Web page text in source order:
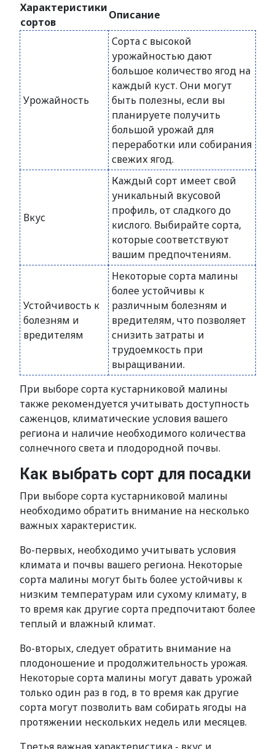
Характеристики
сортов
Описание
Урожайность
Сорта с высокой
урожайностью дают
большое количество ягод на
каждый куст. Они могут
быть полезны, если вы
планируете получить
большой урожай для
переработки или собирания
свежих ягод.
Вкус
Каждый сорт имеет свой
уникальный вкусовой
профиль, от сладкого до
кислого. Выбирайте сорта,
которые соответствуют
вашим предпочтениям.
Устойчивость к
болезням и
вредителям
Некоторые сорта малины
более устойчивы к
различным болезням и
вредителям, что позволяет
снизить затраты и
трудоемкость при
выращивании.
При выборе сорта кустарниковой малины
также рекомендуется учитывать доступность
саженцов, климатические условия вашего
региона и наличие необходимого количества
солнечного света и плодородной почвы.
Как выбрать сорт для посадки
При выборе сорта кустарниковой малины
необходимо обратить внимание на несколько
важных характеристик.
Во-первых, необходимо учитывать условия
климата и почвы вашего региона. Некоторые
сорта малины могут быть более устойчивы к
низким температурам или сухому климату, в
то время как другие сорта предпочитают более
теплый и влажный климат.
Во-вторых, следует обратить внимание на
плодоношение и продолжительность урожая.
Некоторые сорта малины могут давать урожай
только один раз в год, в то время как другие
сорта могут позволить вам собирать ягоды на
протяжении нескольких недель или месяцев.